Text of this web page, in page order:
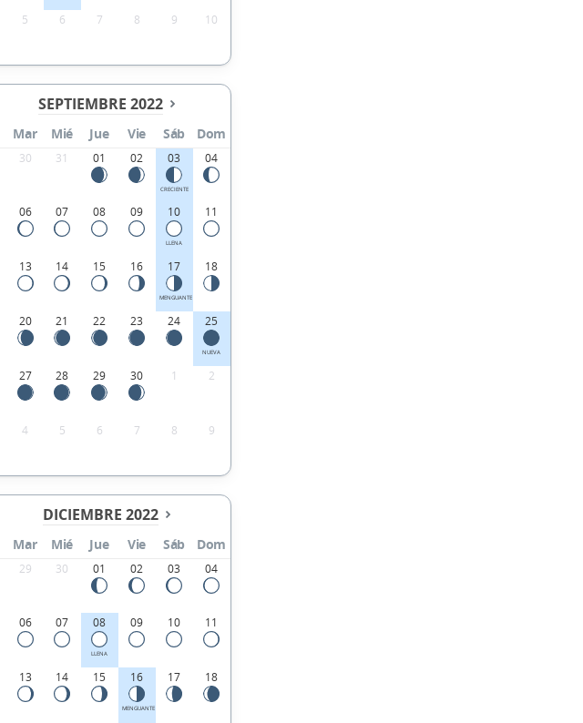
5 6 7 8 9 10
SEPTIEMBRE 2022
Mar Mié Jue Vie Sáb Dom
30 31 01 02 03
CRECIENTE
04
06 07 08 09 10
LLENA
11
13 14 15 16 17
MENGUANTE
18
20 21 22 23 24 25
NUEVA
27 28 29 30 1 2
4 5 6 7 8 9
DICIEMBRE 2022
Mar Mié Jue Vie Sáb Dom
29 30 01 02 03 04
06 07 08
LLENA
09 10 11
13 14 15 16
MENGUANTE
17 18